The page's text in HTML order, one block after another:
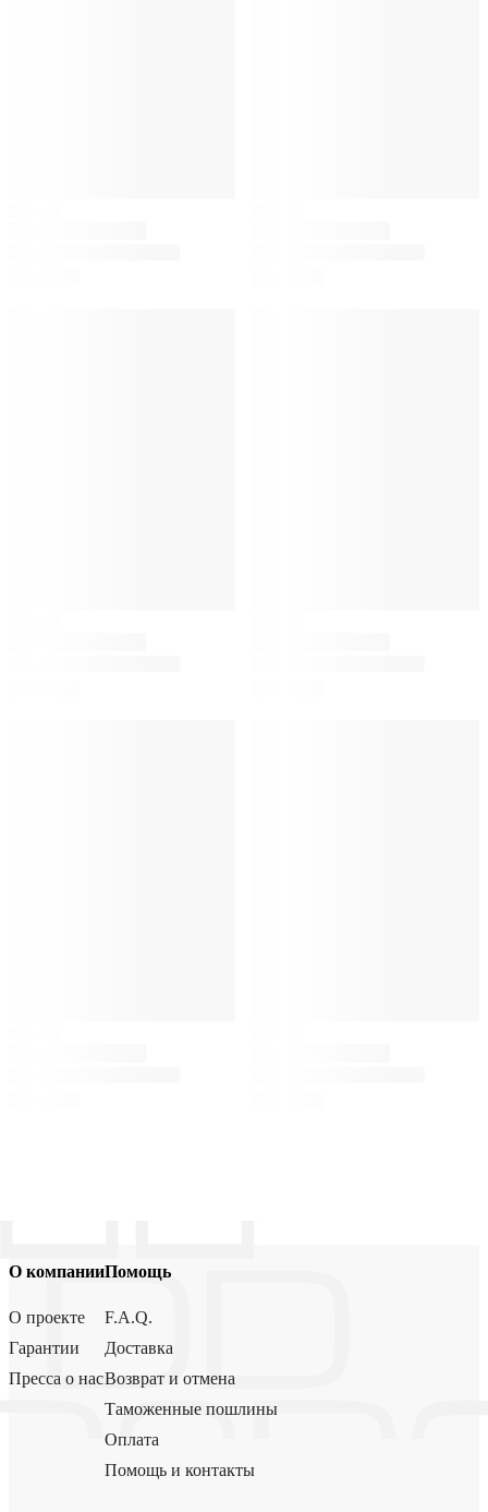
О компании
О проекте
Гарантии
Пресса о нас
Помощь
F.A.Q.
Доставка
Возврат и отмена
Таможенные пошлины
Оплата
Помощь и контакты